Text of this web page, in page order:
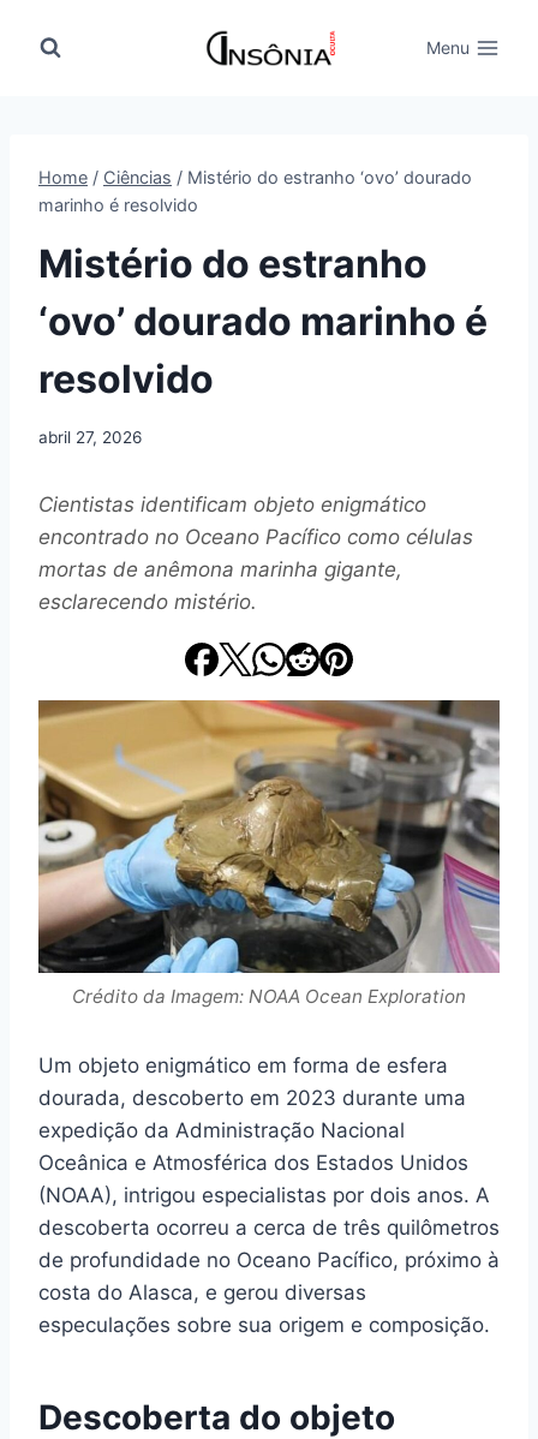
para
Menu
Home / Ciências / Mistério do estranho ‘ovo’ dourado
marinho é resolvido
Mistério do estranho
‘ovo’ dourado marinho é
resolvido
abril 27, 2026
Cientistas identificam objeto enigmático
encontrado no Oceano Pacífico como células
mortas de anêmona marinha gigante,
esclarecendo mistério.
Crédito da Imagem: NOAA Ocean Exploration
Um objeto enigmático em forma de esfera
dourada, descoberto em 2023 durante uma
expedição da Administração Nacional
Oceânica e Atmosférica dos Estados Unidos
(NOAA), intrigou especialistas por dois anos. A
descoberta ocorreu a cerca de três quilômetros
de profundidade no Oceano Pacífico, próximo à
costa do Alasca, e gerou diversas
especulações sobre sua origem e composição.
Descoberta do objeto